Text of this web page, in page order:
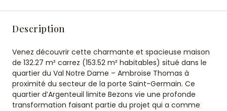
Description
Venez découvrir cette charmante et spacieuse maison
de 132.27 m² carrez (153.52 m² habitables) situé dans le
quartier du Val Notre Dame – Ambroise Thomas à
proximité du secteur de la porte Saint-Germain. Ce
quartier d’Argenteuil limite Bezons vie une profonde
transformation faisant partie du projet qui a comme